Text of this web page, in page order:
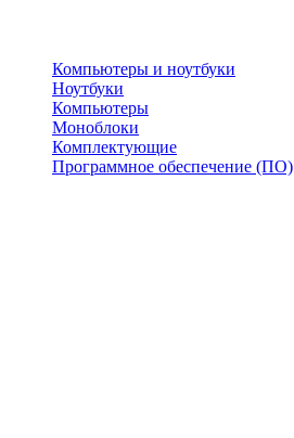
Компьютеры и ноутбуки
Ноутбуки
Компьютеры
Моноблоки
Комплектующие
Программное обеспечение (ПО)